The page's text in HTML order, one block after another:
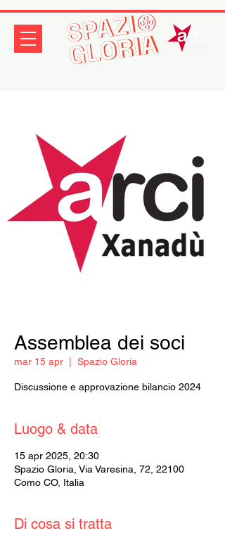
Assemblea dei soci
mar 15 apr Spazio Gloria
Discussione e approvazione bilancio 2024
Luogo & data
15 apr 2025, 20:30
Spazio Gloria, Via Varesina, 72, 22100
Como CO, Italia
Di cosa si tratta